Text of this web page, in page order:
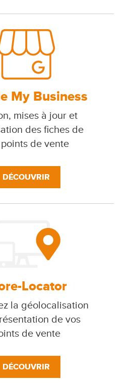
My Business
mises à jour et
des fiches de
de vente
DÉCOUVRIR
Locator
la géolocalisation
de vos
de vente
DÉCOUVRIR